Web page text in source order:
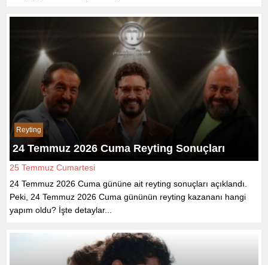
Reyting
24 Temmuz 2026 Cuma Reyting Sonuçları
25 Temmuz Cumartesi
24 Temmuz 2026 Cuma gününe ait reyting sonuçları açıklandı.
Peki, 24 Temmuz 2026 Cuma gününün reyting kazananı hangi
yapım oldu? İşte detaylar...